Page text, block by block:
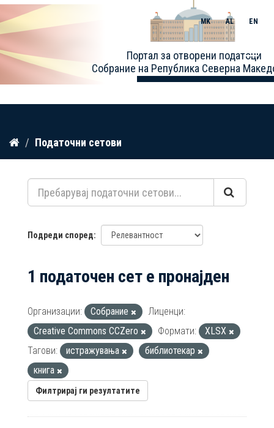
Прескокнете
содржина
Портал за отворени податоци
Собрание на Република Северна
MK AL EN
Toggle
Податочни сетови
Подреди според
1 податочен сет е пронајден
Организации: Собрание
Лиценци:
Creative Commons CCZero
Формати:
XLSX
Тагови:
истражувања
библиотекар
книга
Филтрирај ги резултатите